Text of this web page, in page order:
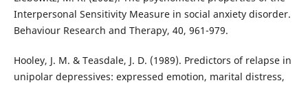
Interpersonal Sensitivity Measure in social anxiety disorder.
Behaviour Research and Therapy, 40, 961-979.
Hooley, J. M. & Teasdale, J. D. (1989). Predictors of relapse in
unipolar depressives: expressed emotion, marital distress,